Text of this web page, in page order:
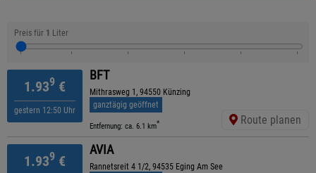
Preis für 1 Liter
1.939 €
gestern 12:50 Uhr
BFT
Mithrasweg 1, 94550 Künzing
ganztägig geöffnet
Entfernung: ca. 6.1 km* Route planen
1.939 €
AVIA
Rannetsreit 4 1/2, 94535 Eging Am See